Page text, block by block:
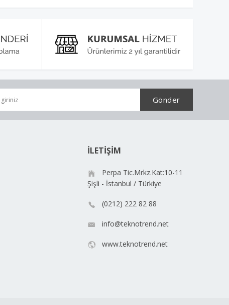
İLETİŞİM
Perpa Tic.Mrkz.Kat:10-11
Şişli - İstanbul / Türkiye
(0212) 222 82 88
info@teknotrend.net
www.teknotrend.net